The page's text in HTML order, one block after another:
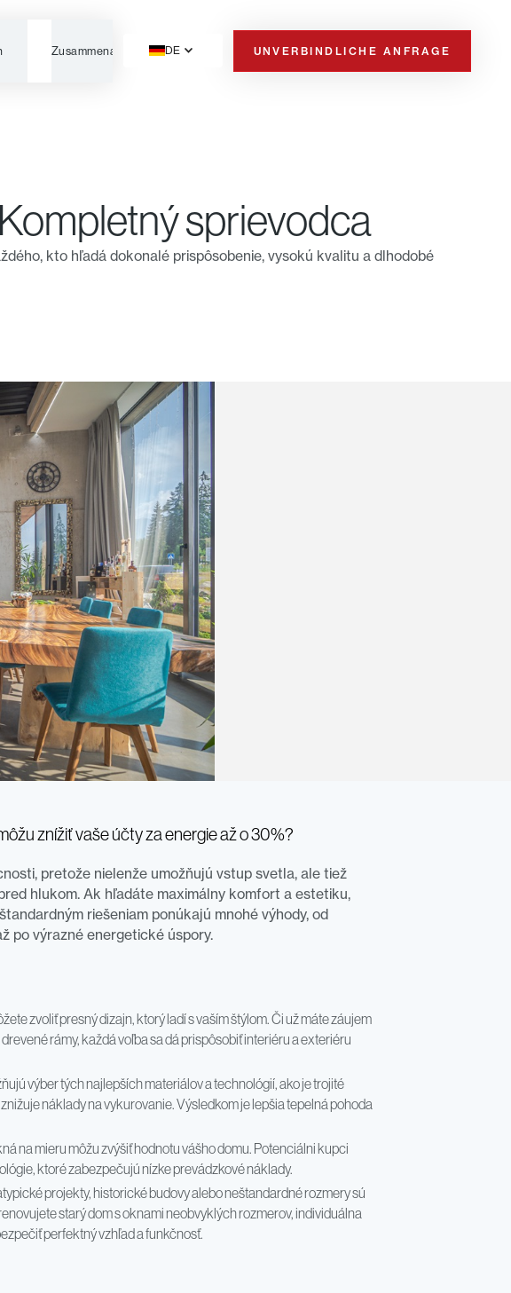
Zusammenarbeit DE UNVERBINDLICHE ANFRAGE
sprievodca
kto hľadá dokonalé prispôsobenie, vysokú kvalitu a dlhodobé
znížiť vaše účty za energie až o 30%?
pretože nielenže umožňujú vstup svetla, ale tiež
hlukom. Ak hľadáte maximálny komfort a estetiku,
riešeniam ponúkajú mnohé výhody, od
po výrazné energetické úspory.
zvoliť presný dizajn, ktorý ladí s vaším štýlom. Či už máte záujem
rámy, každá voľba sa dá prispôsobiť interiéru a exteriéru
výber tých najlepších materiálov a technológií, ako je trojité
náklady na vykurovanie. Výsledkom je lepšia tepelná pohoda
na mieru môžu zvýšiť hodnotu vášho domu. Potenciálni kupci
ktoré zabezpečujú nízke prevádzkové náklady.
projekty, historické budovy alebo neštandardné rozmery sú
starý dom s oknami neobvyklých rozmerov, individuálna
perfektný vzhľad a funkčnosť.